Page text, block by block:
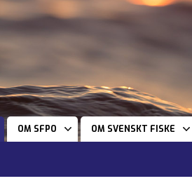
OM SFPO OM SVENSKT FISKE